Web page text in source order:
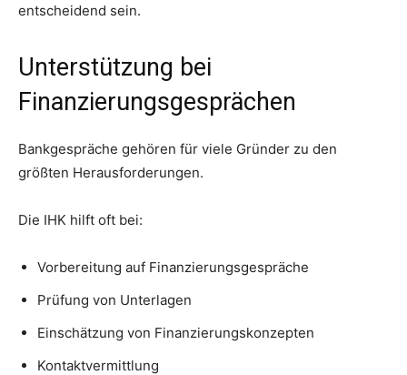
entscheidend sein.
Unterstützung bei
Finanzierungsgesprächen
Bankgespräche gehören für viele Gründer zu den
größten Herausforderungen.
Die IHK hilft oft bei:
Vorbereitung auf Finanzierungsgespräche
Prüfung von Unterlagen
Einschätzung von Finanzierungskonzepten
Kontaktvermittlung